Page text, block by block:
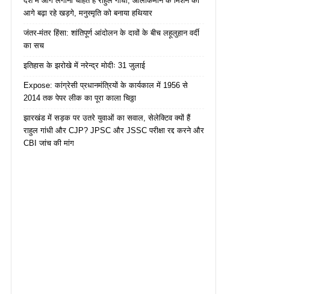
आगे बढ़ा रहे खड़गे, मनुस्मृति को बनाया हथियार
जंतर-मंतर हिंसा: शांतिपूर्ण आंदोलन के दावों के बीच लहूलुहान वर्दी
का सच
इतिहास के झरोखे में नरेन्द्र मोदीः 31 जुलाई
Expose: कांग्रेसी प्रधानमंत्रियों के कार्यकाल में 1956 से
2014 तक पेपर लीक का पूरा काला चिठ्ठा
झारखंड में सड़क पर उतरे युवाओं का सवाल, सेलेक्टिव क्यों हैं
राहुल गांधी और CJP? JPSC और JSSC परीक्षा रद्द करने और
CBI जांच की मांग